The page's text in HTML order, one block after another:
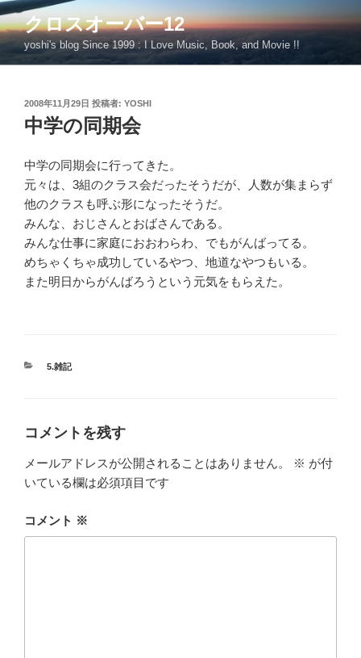
コ
ン
テ
ン
クロスオーバー12
yoshi's blog Since 1999 : I Love Music, Book, and Movie !!
投
日:
2008年11月29日 投稿者: YOSHI
中学の同期会
中学の同期会に行ってきた。
元々は、3組のクラス会だったそうだが、人数が集まらず
他のクラスも呼ぶ形になったそうだ。
みんな、おじさんとおばさんである。
みんな仕事に家庭におおわらわ、でもがんばってる。
めちゃくちゃ成功しているやつ、地道なやつもいる。
また明日からがんばろうという元気をもらえた。
カ
5.雑記
コメントを残す
メールアドレスが公開されることはありません。 ※ が付
いている欄は必須項目です
コメント ※